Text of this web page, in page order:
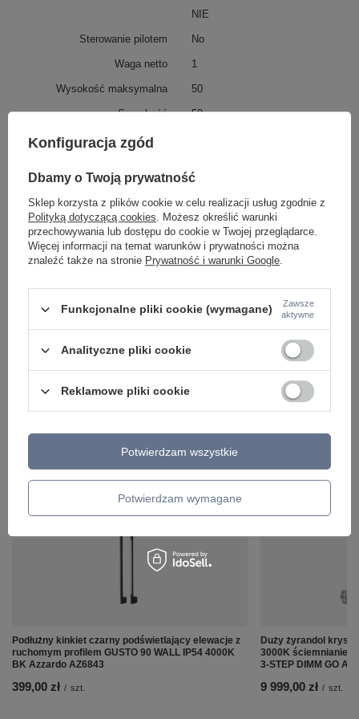
Więcej
NIE
Sterowanie pilotem No
Waga netto 1
Wysokość maksymalna 50
Szerokość 50
Długość
2
Średnica / szerokość/ długość
8
50
Regulacja wysokości Nie
Szerokość klosza 50
Promień, kąt świecenia 30°
Bluetooh
ZOBACZ RÓWNIEŻ
Podłużny kinkiet czarny podświetlający elewacje z
ruchomym profilem GUSTO 90 WALL IP54 4000K
BK Azzardo AZ6843
399,00 zł / szt.
Duży żyrandol
3000K ściemnianie
3-STEP DIMM GO
9 999,00 zł / szt.
Konfiguracja zgód
Dbamy o Twoją prywatność
Sklep korzysta z plików cookie w celu realizacji usług zgodnie z
Polityką dotyczącą cookies. Możesz określić warunki
przechowywania lub dostępu do cookie w Twojej przeglądarce.
Więcej informacji na temat warunków i prywatności można
znaleźć także na stronie Prywatność i warunki Google.
Funkcjonalne pliki cookie (wymagane)
Zawsze
aktywne
Analityczne pliki cookie
Reklamowe pliki cookie
Potwierdzam wymagane
Potwierdzam wszystkie